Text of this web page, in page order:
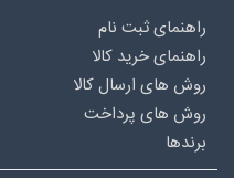
راهنمای ثبت نام
راهنمای خرید کالا
روش های ارسال کالا
روش های پرداخت
برندها